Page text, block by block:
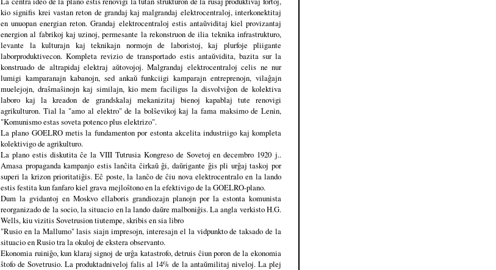
kio signifis krei vastan reton de grandaj kaj malgrandaj elektrocentraloj, interkonektitaj
en unuopan energian reton. Grandaj elektrocentraloj estis antaŭviditaj kiel provizantaj
energion al fabrikoj kaj uzinoj, permesante la rekonstruon de ilia teknika infrastrukturo,
levante la kulturajn kaj teknikajn normojn de laboristoj, kaj plurfoje pliigante
laborproduktivecon. Kompleta revizio de transportado estis antaŭvidita, bazita sur la
konstruado de altrapidaj elektraj aŭtovojoj. Malgrandaj elektrocentraloj celis ne nur
lumigi kamparanajn kabanojn, sed ankaŭ funkciigi kamparajn entreprenojn, vilaĝajn
muelejojn, draŝmaŝinojn kaj similajn, kio mem faciligus la disvolviĝon de kolektiva
laboro kaj la kreadon de grandskalaj mekanizitaj bienoj kapablaj tute renovigi
agrikulturon. Tial la "amo al elektro" de la bolŝevikoj kaj la fama maksimo de Lenin,
"Komunismo estas soveta potenco plus elektrizo".
La plano GOELRO metis la fundamenton por estonta akcelita industriigo kaj kompleta
kolektivigo de agrikulturo.
La plano estis diskutita ĉe la VIII Tutrusia Kongreso de Sovetoj en decembro 1920 j..
Amasa propaganda kampanjo estis lanĉita ĉirkaŭ ĝi, daŭrigante ĝis pli urĝaj taskoj por
superi la krizon prioritatiĝis. Eĉ poste, la lanĉo de ĉiu nova elektrocentralo en la lando
estis festita kun fanfaro kiel grava mejloŝtono en la efektivigo de la GOELRO-plano.
Dum la gvidantoj en Moskvo ellaboris grandiozajn planojn por la estonta komunista
reorganizado de la socio, la situacio en la lando daŭre malboniĝis. La angla verkisto H.G.
Wells, kiu vizitis Sovetrusion tiutempe, skribis en sia libro
"Rusio en la Mallumo" lasis siajn impresojn, interesajn el la vidpunkto de taksado de la
situacio en Rusio tra la okuloj de ekstera observanto.
Ekonomia ruiniĝo, kun klaraj signoj de urĝa katastrofo, detruis ĉiun poron de la ekonomia
ŝtofo de Sovetrusio. La produktadniveloj falis al 14% de la antaŭmilitaj niveloj. La plej